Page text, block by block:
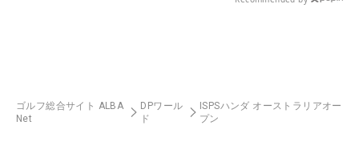
ゴルフ総合サイト ALBA
Net
DPワール
ド
ISPSハンダ オーストラリアオー
プン